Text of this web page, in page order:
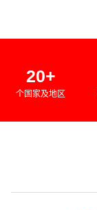
20+
个国家及地区